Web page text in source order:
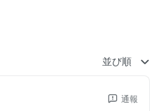
並び順
通報